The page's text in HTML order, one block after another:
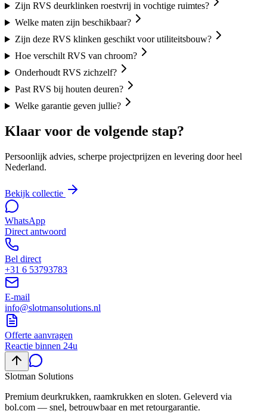
Zijn RVS deurklinken roestvrij in vochtige ruimtes?
Welke maten zijn beschikbaar?
Zijn deze RVS klinken geschikt voor utiliteitsbouw?
Hoe verschilt RVS van chroom?
Onderhoudt RVS zichzelf?
Past RVS bij houten deuren?
Welke garantie geven jullie?
Klaar voor de volgende stap?
Persoonlijk advies, scherpe projectprijzen en levering door heel
Nederland.
Bekijk collectie
WhatsApp
Direct antwoord
Bel direct
+31 6 53793783
E-mail
info@slotmansolutions.nl
Offerte aanvragen
Reactie binnen 24u
Slotman Solutions
Premium deurkrukken, raamkrukken en sloten. Geleverd via
bol.com — snel, betrouwbaar en met retourgarantie.